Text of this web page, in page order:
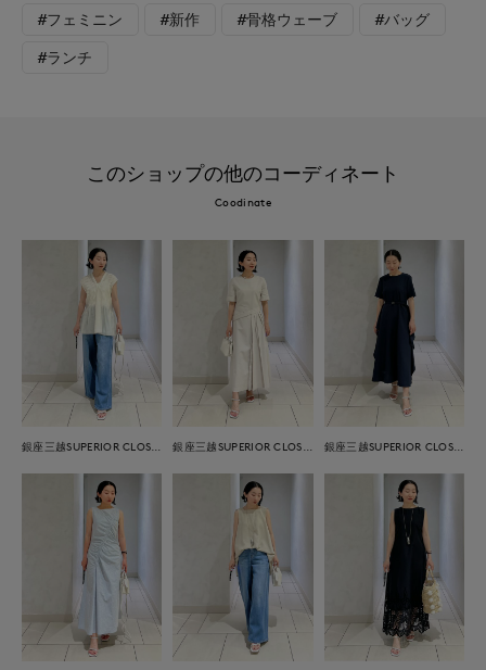
#フェミニン #新作 #骨格ウェーブ #バッグ
#ランチ
このショップの他のコーディネート
Coodinate